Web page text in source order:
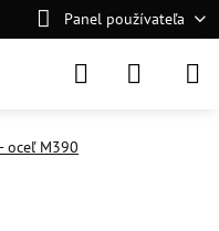
Panel používateľa
oceľ M390